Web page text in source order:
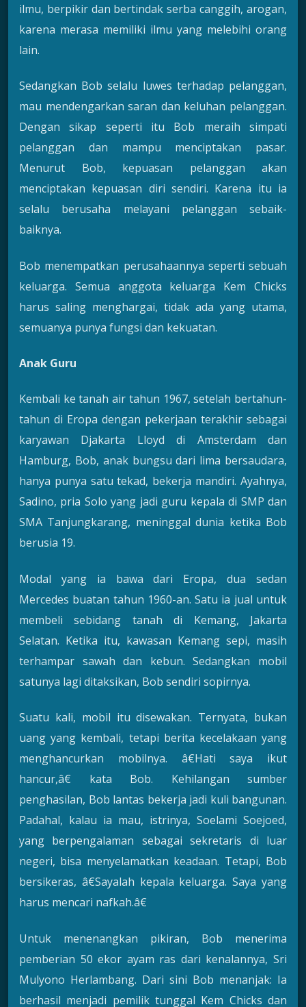
ilmu, berpikir dan bertindak serba canggih, arogan,
karena merasa memiliki ilmu yang melebihi orang
lain.
Sedangkan Bob selalu luwes terhadap pelanggan,
mau mendengarkan saran dan keluhan pelanggan.
Dengan sikap seperti itu Bob meraih simpati
pelanggan dan mampu menciptakan pasar.
Menurut Bob, kepuasan pelanggan akan
menciptakan kepuasan diri sendiri. Karena itu ia
selalu berusaha melayani pelanggan sebaik-
baiknya.
Bob menempatkan perusahaannya seperti sebuah
keluarga. Semua anggota keluarga Kem Chicks
harus saling menghargai, tidak ada yang utama,
semuanya punya fungsi dan kekuatan.
Anak Guru
Kembali ke tanah air tahun 1967, setelah bertahun-
tahun di Eropa dengan pekerjaan terakhir sebagai
karyawan Djakarta Lloyd di Amsterdam dan
Hamburg, Bob, anak bungsu dari lima bersaudara,
hanya punya satu tekad, bekerja mandiri. Ayahnya,
Sadino, pria Solo yang jadi guru kepala di SMP dan
SMA Tanjungkarang, meninggal dunia ketika Bob
berusia 19.
Modal yang ia bawa dari Eropa, dua sedan
Mercedes buatan tahun 1960-an. Satu ia jual untuk
membeli sebidang tanah di Kemang, Jakarta
Selatan. Ketika itu, kawasan Kemang sepi, masih
terhampar sawah dan kebun. Sedangkan mobil
satunya lagi ditaksikan, Bob sendiri sopirnya.
Suatu kali, mobil itu disewakan. Ternyata, bukan
uang yang kembali, tetapi berita kecelakaan yang
menghancurkan mobilnya. â€Hati saya ikut
hancur,â€ kata Bob. Kehilangan sumber
penghasilan, Bob lantas bekerja jadi kuli bangunan.
Padahal, kalau ia mau, istrinya, Soelami Soejoed,
yang berpengalaman sebagai sekretaris di luar
negeri, bisa menyelamatkan keadaan. Tetapi, Bob
bersikeras, â€Sayalah kepala keluarga. Saya yang
harus mencari nafkah.â€
Untuk menenangkan pikiran, Bob menerima
pemberian 50 ekor ayam ras dari kenalannya, Sri
Mulyono Herlambang. Dari sini Bob menanjak: Ia
berhasil menjadi pemilik tunggal Kem Chicks dan